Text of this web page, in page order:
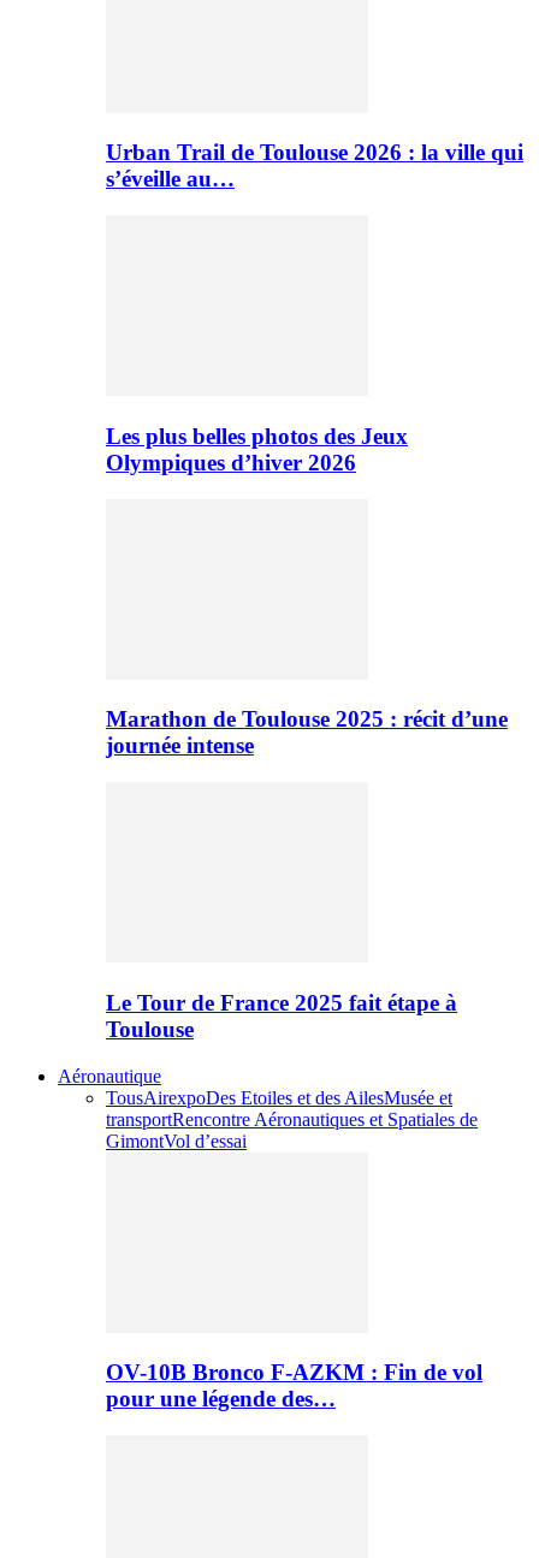
Urban Trail de Toulouse 2026 : la ville qui
s’éveille au…
Les plus belles photos des Jeux
Olympiques d’hiver 2026
Marathon de Toulouse 2025 : récit d’une
journée intense
Le Tour de France 2025 fait étape à
Toulouse
Aéronautique
TousAirexpoDes Etoiles et des AilesMusée et
transportRencontre Aéronautiques et Spatiales de
GimontVol d’essai
OV-10B Bronco F-AZKM : Fin de vol
pour une légende des…